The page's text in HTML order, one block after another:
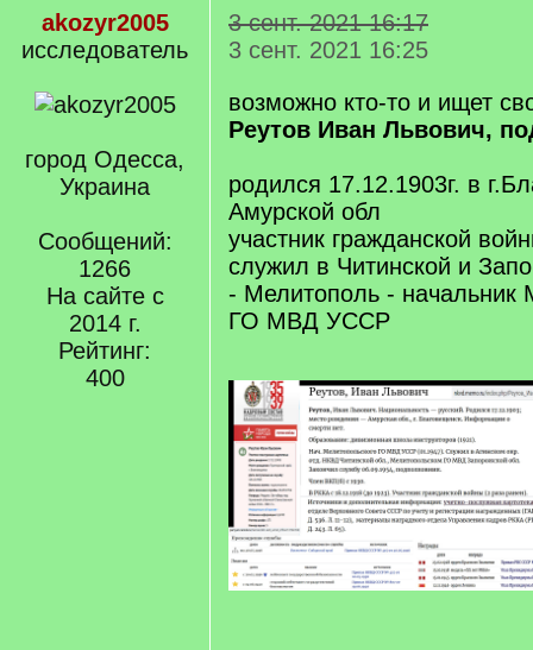
akozyr2005
исследователь
город Одесса,
Украина
Сообщений:
1266
На сайте с
2014 г.
Рейтинг:
400
3 сент. 2021 16:17
3 сент. 2021 16:25
возможно кто-то и ищет
Реутов Иван Львович,
родился 17.12.1903г. в
Амурской обл
участник гражданской
служил в Читинской и
- Мелитополь - начальник
ГО МВД УССР